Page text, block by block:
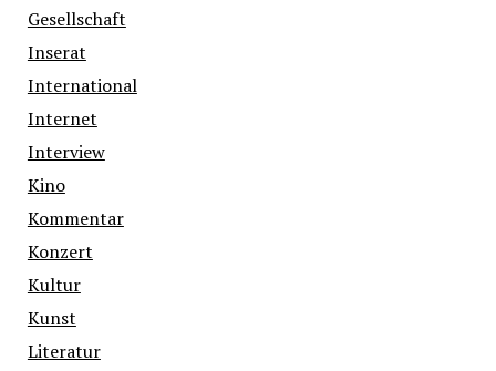
Gesellschaft
Inserat
International
Internet
Interview
Kino
Kommentar
Konzert
Kultur
Kunst
Literatur